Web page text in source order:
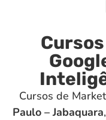
Cursos de
Paulo – Jabaquara